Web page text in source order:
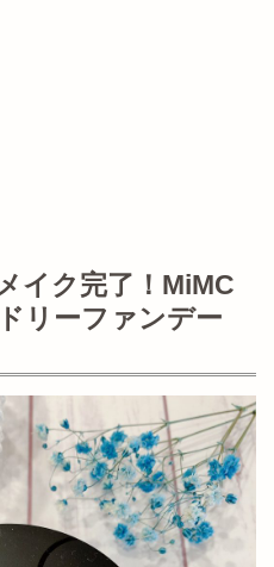
イク完了！MiMC
リーファンデー